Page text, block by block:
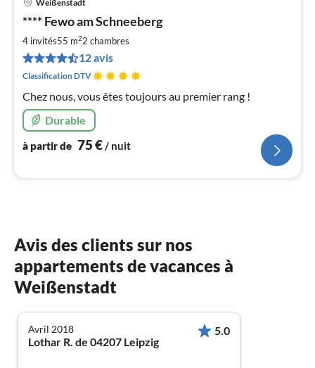
Weißenstadt
**** Fewo am Schneeberg
4 invités55 m22 chambres
12 avis
Classification DTV
Chez nous, vous êtes toujours au premier rang !
Durable
à partir de 75€/ nuit
Avis des clients sur nos
appartements de vacances à
Weißenstadt
Avril 2018
Lothar R. de 04207 Leipzig
5.0